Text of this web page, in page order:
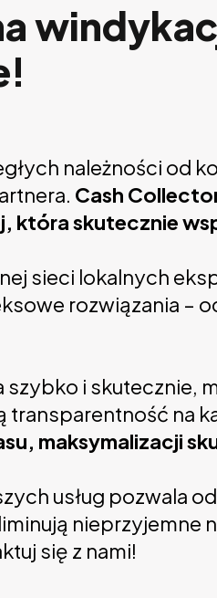
należności od
Cash
która skutecznie
sieci lokalnych
rozwiązania –
szybko i
transparentność na
maksymalizacji
usług pozwala
nieprzyjemne
się z nami!